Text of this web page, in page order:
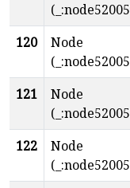
120
Node
121
Node
122
Node